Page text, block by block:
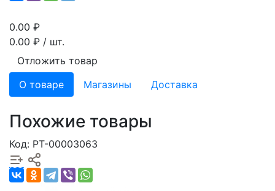
0.00 ₽
0.00 ₽ / шт.
Отложить товар
О товаре
Магазины Доставка
Похожие товары
Код: РТ-00003063